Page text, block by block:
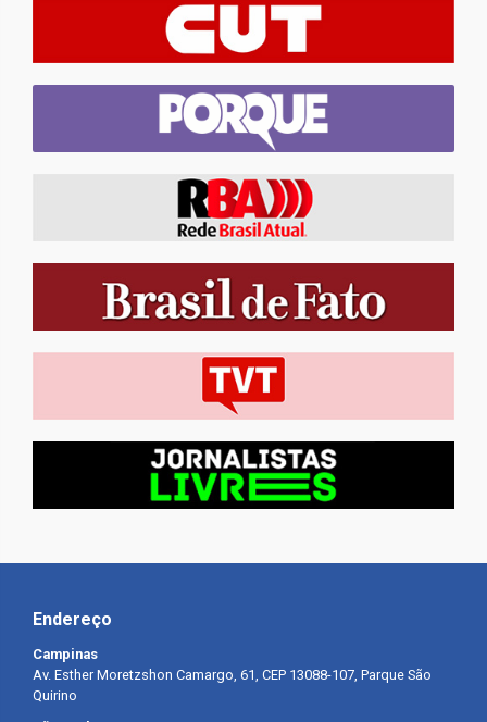
Endereço
Campinas
Av. Esther Moretzshon Camargo, 61, CEP 13088-107, Parque São
Quirino